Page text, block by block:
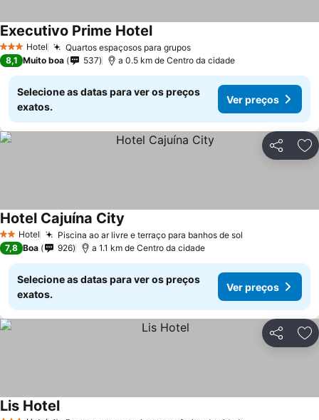
3 EstrelasHotel Quartos espaçosos para gruposVer preços
Executivo Prime HotelVer preços
8,1 Muito boa 537 a 0.5 km de Centro da cidade
Selecione as datas para ver os preços
exatos.
Ver preços
Partilhar
2 Estrelas
Hotel Piscina ao ar livre e terraço para banhos de sol
Hotel Cajuína City
7,8 Boa 926 a 1.1 km de Centro da cidade
Selecione as datas para ver os preços
exatos.
Ver preços
Partilhar
Lis HotelVer preços